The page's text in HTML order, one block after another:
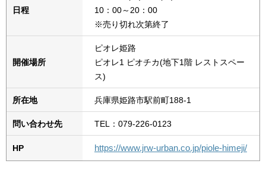
日程
10：00～20：00
※売り切れ次第終了
開催場所
ピオレ姫路
ピオレ1 ピオチカ(地下1階 レストスペー
ス)
所在地 兵庫県姫路市駅前町188-1
問い合わせ先 TEL：079-226-0123
HP https://www.jrw-urban.co.jp/piole-himeji/